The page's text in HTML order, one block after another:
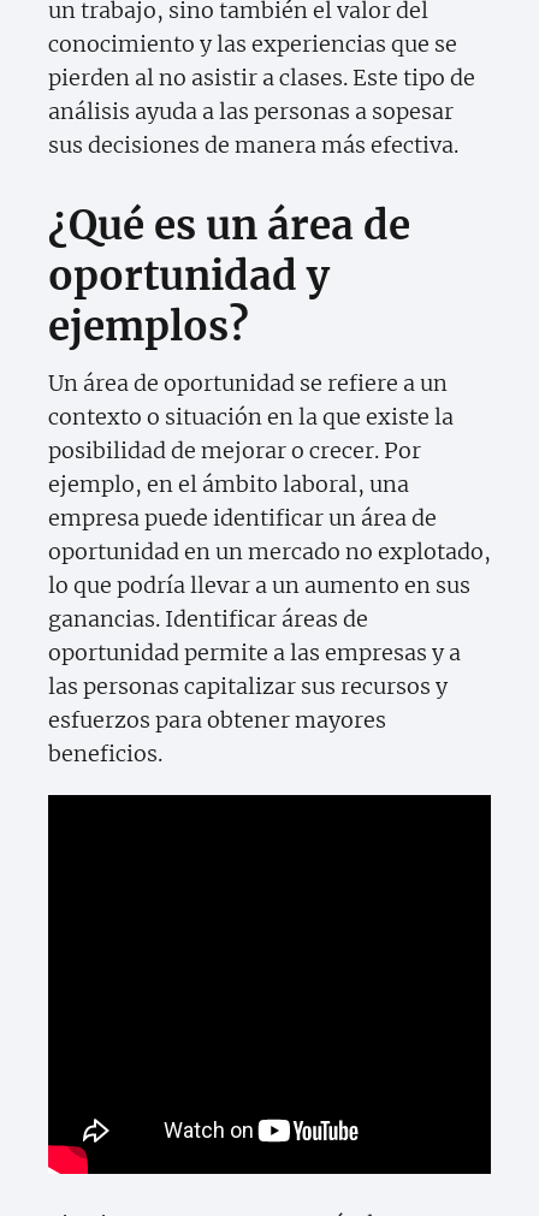
un trabajo, sino también el valor del
conocimiento y las experiencias que se
pierden al no asistir a clases. Este tipo de
análisis ayuda a las personas a sopesar
sus decisiones de manera más efectiva.
¿Qué es un área de
oportunidad y
ejemplos?
Un área de oportunidad se refiere a un
contexto o situación en la que existe la
posibilidad de mejorar o crecer. Por
ejemplo, en el ámbito laboral, una
empresa puede identificar un área de
oportunidad en un mercado no explotado,
lo que podría llevar a un aumento en sus
ganancias. Identificar áreas de
oportunidad permite a las empresas y a
las personas capitalizar sus recursos y
esfuerzos para obtener mayores
beneficios.